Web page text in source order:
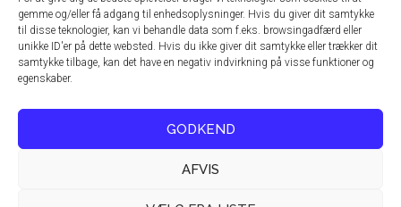
gemme og/eller få adgang til enhedsoplysninger. Hvis du giver dit samtykke
til disse teknologier, kan vi behandle data som f.eks. browsingadfærd eller
unikke ID'er på dette websted. Hvis du ikke giver dit samtykke eller trækker dit
samtykke tilbage, kan det have en negativ indvirkning på visse funktioner og
egenskaber.
GODKEND
AFVIS
DK - 2600 Glostrup
www.techmedia.dk
Telefon: +45 43 24 26 28
E-mail:info@techmedia.dk